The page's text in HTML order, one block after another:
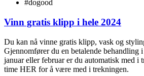
#dogood
Vinn gratis klipp i hele 2024
Du kan nå vinne gratis klipp, vask og
Gjennomfører du en betalende behandling
januar eller februar er du automatisk med
time HER for å være med i trekningen.